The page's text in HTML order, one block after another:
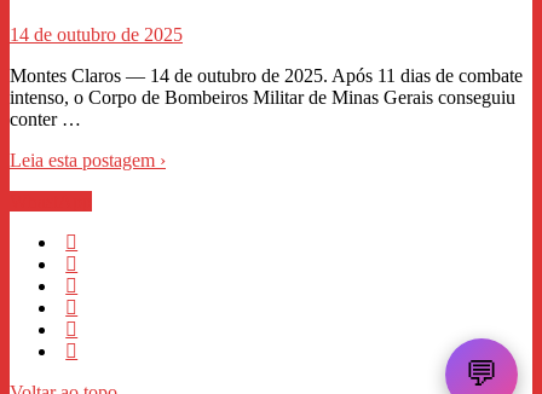
14 de outubro de 2025
Montes Claros — 14 de outubro de 2025. Após 11 dias de combate
intenso, o Corpo de Bombeiros Militar de Minas Gerais conseguiu
conter …
Leia esta postagem ›
💬